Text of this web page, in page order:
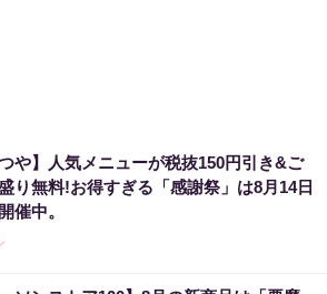
つや】人気メニューが税抜150円引き&ご
り無料!お得すぎる「感謝祭」は8月14日
催中。